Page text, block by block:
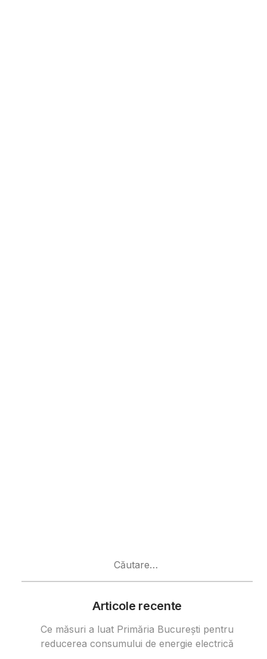
Articole recente
Ce măsuri a luat Primăria București pentru
reducerea consumului de energie electrică